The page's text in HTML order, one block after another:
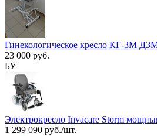
Гинекологическое кресло КГ-3М
23 000 руб.
БУ
Электрокресло Invacare Storm
1 299 090 руб./шт.